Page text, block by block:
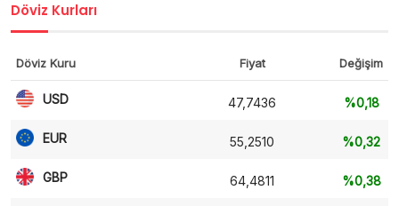
Döviz Kurları
Döviz Kuru Fiyat Değişim
USD 47,7436 %0,18
EUR 55,2510 %0,32
GBP 64,4811 %0,38